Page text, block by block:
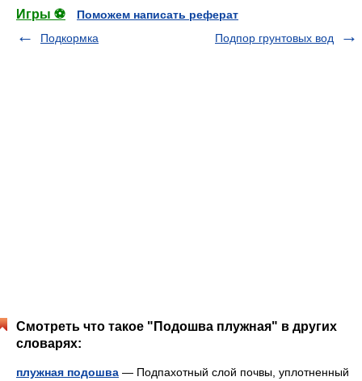
Игры ⚽
Поможем написать реферат
Подкормка
Подпор грунтовых вод
Смотреть что такое "Подошва плужная" в других
словарях:
плужная подошва — Подпахотный слой почвы, уплотненный